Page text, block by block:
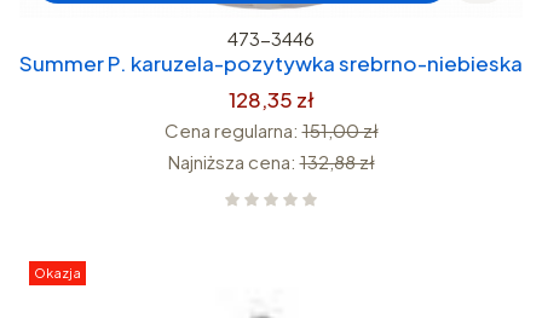
473-3446
Summer P. karuzela-pozytywka srebrno-niebieska
128,35 zł
Cena regularna: 151,00 zł
Najniższa cena: 132,88 zł
Okazja